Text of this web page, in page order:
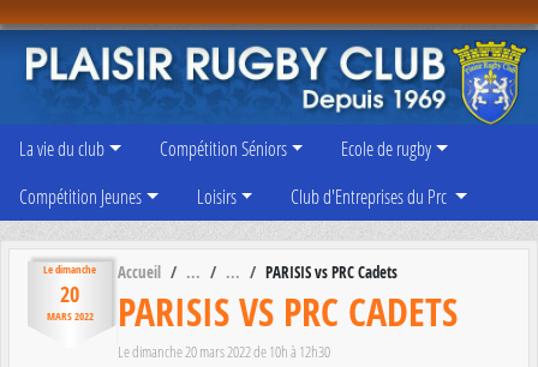
La vie du club Compétition Séniors
Ecole de rugby
Compétition Jeunes
Loisirs Club d'Entreprises du Prc
Ledimanche
20
MARS 2022
Accueil PARISIS vs PRC Cadets
PARISIS VS PRC CADETS
Ledimanche20mars2022de 10h à 12h30
Panneau de gestion des cookies